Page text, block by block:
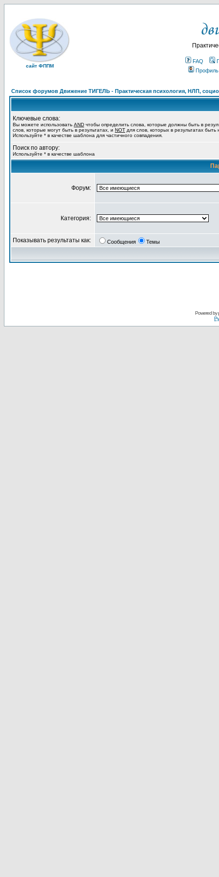
сайт ФППМ
FAQ
Профиль
Список форумов Движение ТИГЕЛЬ - Практическая психология, НЛП,
Ключевые слова:
Вы можете использовать AND чтобы определить слова, которые должны быть в
слов, которые могут быть в результатах, и NOT для слов, которых в результатах
Используйте * в качестве шаблона для частичного совпадения.
Поиск по автору:
Используйте * в качестве шаблона
Форум:
Категория:
Показывать результаты как: Сообщения Темы
Powered by